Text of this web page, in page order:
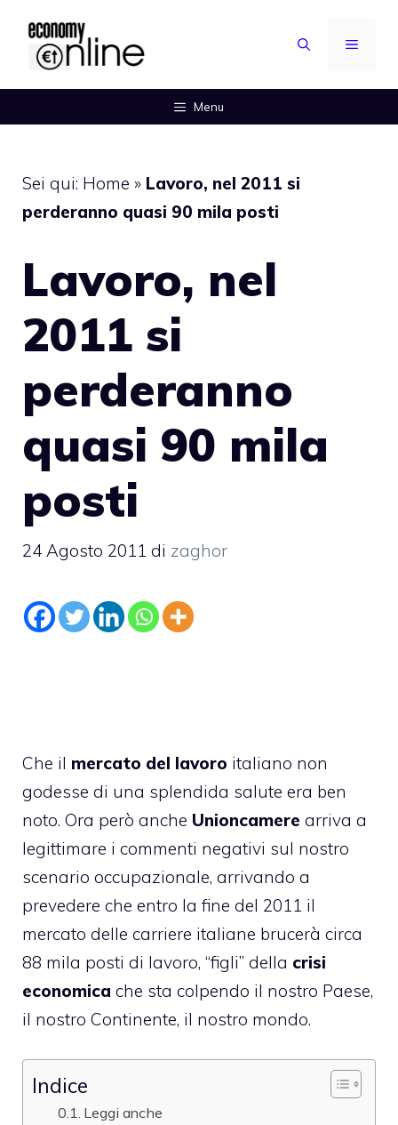
contenuto
MENU
Menu
Sei qui: Home » Lavoro, nel 2011 si
perderanno quasi 90 mila posti
Lavoro, nel
2011 si
perderanno
quasi 90 mila
posti
24 Agosto 2011 di zaghor
Che il mercato del lavoro italiano non
godesse di una splendida salute era ben
noto. Ora però anche Unioncamere arriva a
legittimare i commenti negativi sul nostro
scenario occupazionale, arrivando a
prevedere che entro la fine del 2011 il
mercato delle carriere italiane brucerà circa
88 mila posti di lavoro, “figli” della crisi
economica che sta colpendo il nostro Paese,
il nostro Continente, il nostro mondo.
Indice
Leggi anche